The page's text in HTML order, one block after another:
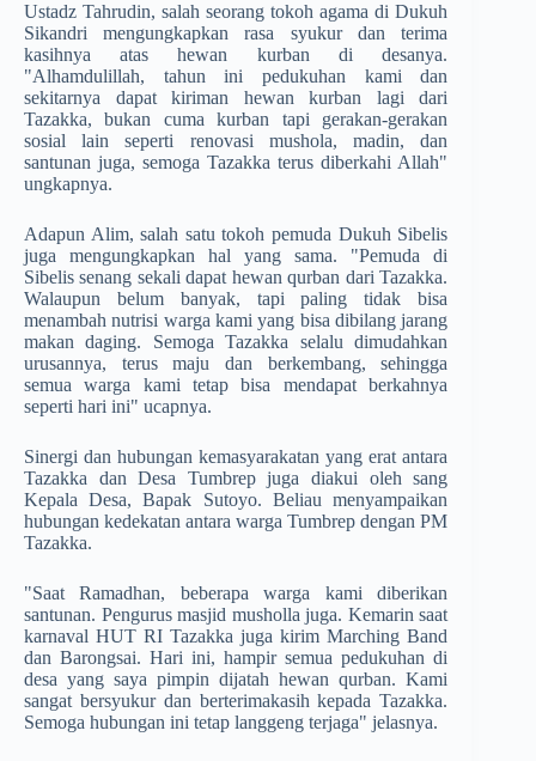
Ustadz Tahrudin, salah seorang tokoh agama di Dukuh
Sikandri mengungkapkan rasa syukur dan terima
kasihnya atas hewan kurban di desanya.
"Alhamdulillah, tahun ini pedukuhan kami dan
sekitarnya dapat kiriman hewan kurban lagi dari
Tazakka, bukan cuma kurban tapi gerakan-gerakan
sosial lain seperti renovasi mushola, madin, dan
santunan juga, semoga Tazakka terus diberkahi Allah"
ungkapnya.
Adapun Alim, salah satu tokoh pemuda Dukuh Sibelis
juga mengungkapkan hal yang sama. "Pemuda di
Sibelis senang sekali dapat hewan qurban dari Tazakka.
Walaupun belum banyak, tapi paling tidak bisa
menambah nutrisi warga kami yang bisa dibilang jarang
makan daging. Semoga Tazakka selalu dimudahkan
urusannya, terus maju dan berkembang, sehingga
semua warga kami tetap bisa mendapat berkahnya
seperti hari ini" ucapnya.
Sinergi dan hubungan kemasyarakatan yang erat antara
Tazakka dan Desa Tumbrep juga diakui oleh sang
Kepala Desa, Bapak Sutoyo. Beliau menyampaikan
hubungan kedekatan antara warga Tumbrep dengan PM
Tazakka.
"Saat Ramadhan, beberapa warga kami diberikan
santunan. Pengurus masjid musholla juga. Kemarin saat
karnaval HUT RI Tazakka juga kirim Marching Band
dan Barongsai. Hari ini, hampir semua pedukuhan di
desa yang saya pimpin dijatah hewan qurban. Kami
sangat bersyukur dan berterimakasih kepada Tazakka.
Semoga hubungan ini tetap langgeng terjaga" jelasnya.